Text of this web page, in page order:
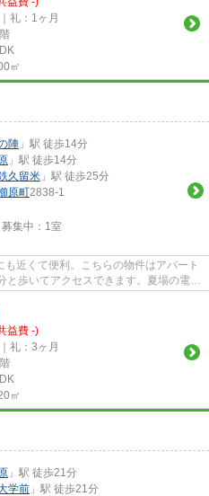
礼：1ヶ月
㎡
陣 」駅 徒歩14分
」駅 徒歩14分
久留米 」駅 徒歩25分
原町2838-1
集中： 1室
近くて便利。こちらの物件はアパート
歩いてアクセスできます。夏場の電気
益費 -)
礼：3ヶ月
㎡
」駅 徒歩21分
学前 」駅 徒歩21分